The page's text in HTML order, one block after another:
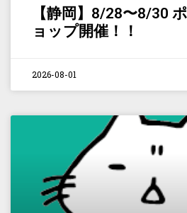
【静岡】8/28〜8/30
ョップ開催！！
2026-08-01